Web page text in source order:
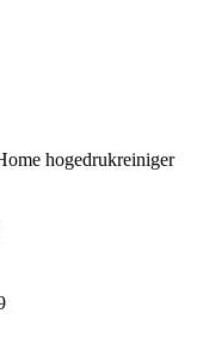
hogedrukreiniger